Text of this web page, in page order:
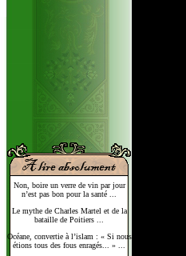
Non, boire un verre de vin par jour
n’est pas bon pour la santé ...
Le mythe de Charles Martel et de la
bataille de Poitiers ...
Océane, convertie à l’islam : « Si nous
étions tous des fous enragés... » ...